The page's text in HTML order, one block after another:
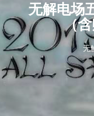
无解电场
（
无